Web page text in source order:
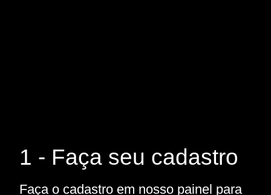
1 - Faça seu cadastro
Faça o cadastro em nosso painel para